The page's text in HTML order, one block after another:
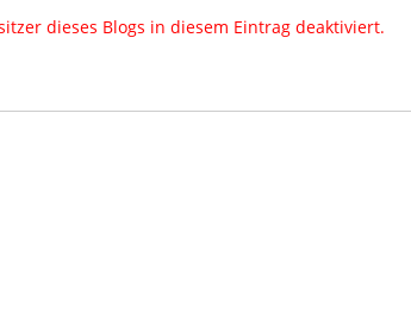
dieses Blogs in diesem Eintrag deaktiviert.